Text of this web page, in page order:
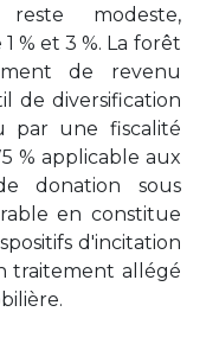
modeste,
% et 3 %. La forêt
de revenu
de diversification
par une fiscalité
% applicable aux
donation sous
en constitue
d'incitation
traitement allégé